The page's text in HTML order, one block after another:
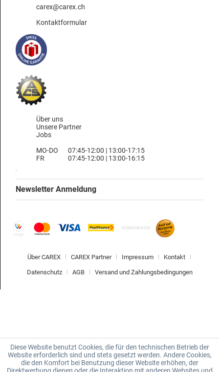
carex@carex.ch
Kontaktformular
Über uns
Unsere Partner
Jobs
MO-DO
FR
07:45-12:00 | 13:00-17:15
07:45-12:00 | 13:00-16:15
Newsletter Anmeldung
Über CAREX CAREX Partner Impressum Kontakt
Datenschutz AGB Versand und Zahlungsbedingungen
Diese Website benutzt Cookies, die für den technischen Betrieb der
Website erforderlich sind und stets gesetzt werden. Andere Cookies,
die den Komfort bei Benutzung dieser Website erhöhen, der